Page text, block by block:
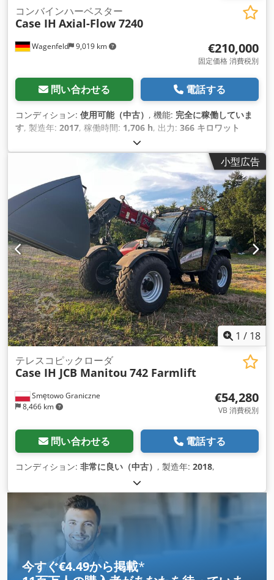
Wagenfeld 9,019 km
コンバインハーベスター
Case IH Axial-Flow 7240
€210,000
固定価格 消費税別
問い合わせる 電話する
コンディション: 使用可能（中古） , 機能: 完全に稼働していま
す, 製造年: 2017, 稼働時間: 1,706 h, 出力: 366 キロワット
ディーゼル
回登録:07/2017, 次回検査（TÜV）:07/2026, 後輪タイヤサイ
, 機械／車両番号: YHG233775 , 装備: エアコン,
キャビン, トレーラー連結装置, レイプカッター, 照明,
小型広告
1 / 18
Smętowo Graniczne
8,466 km
テレスコピックローダ
Case IH JCB Manitou 742 Farmlift
€54,280
VB 消費税別
問い合わせる 電話する
コンディション: 非常に良い（中古） , 製造年: 2018,
今すぐ€4.49から掲載*